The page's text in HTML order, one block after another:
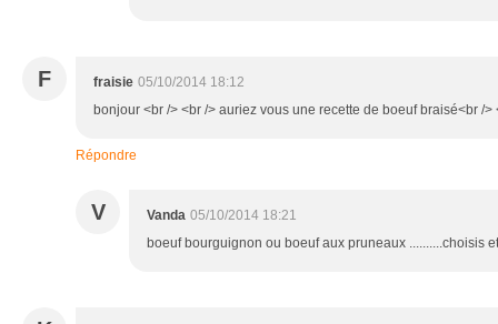
F fraisie 05/10/2014 18:12
bonjour <br /> <br /> auriez vous une recette de boeuf braisé<br />
Répondre
V Vanda 05/10/2014 18:21
boeuf bourguignon ou boeuf aux pruneaux ..........choisis